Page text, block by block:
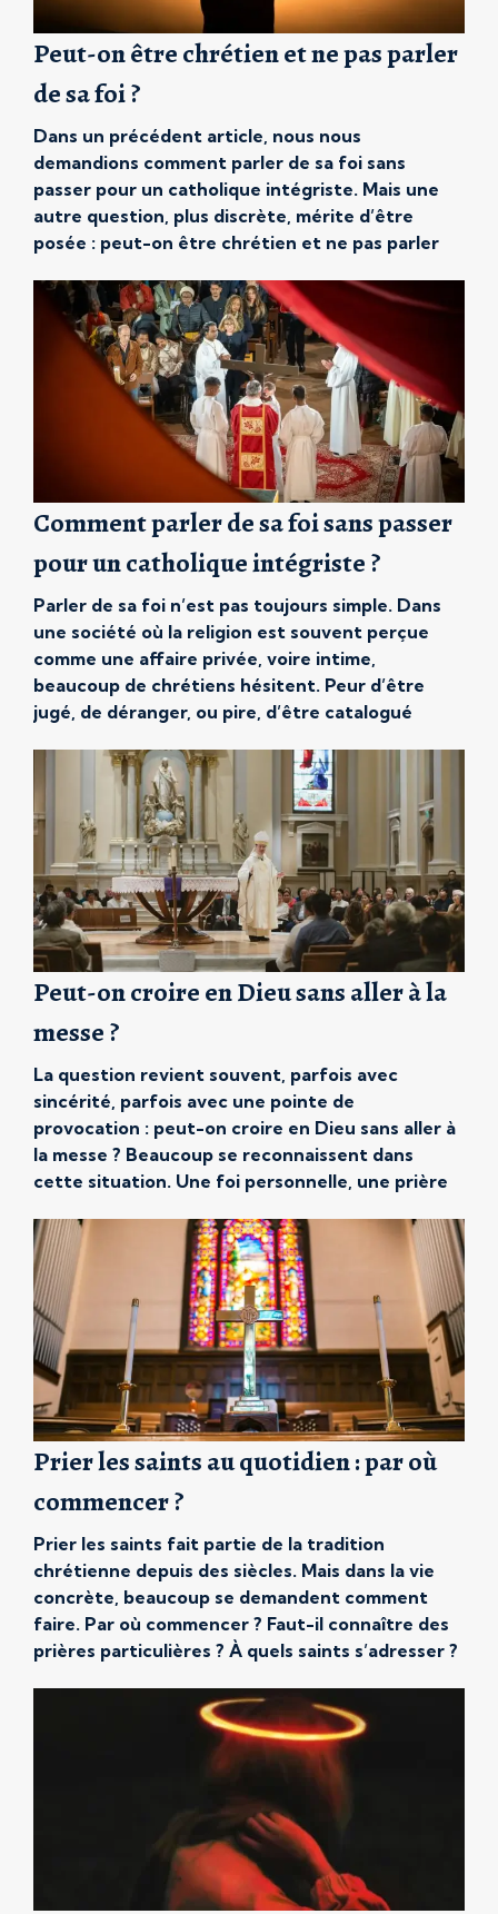
Peut-on être chrétien et ne pas parler
de sa foi ?
Dans un précédent article, nous nous
demandions comment parler de sa foi sans
passer pour un catholique intégriste. Mais une
autre question, plus discrète, mérite d’être
posée : peut-on être chrétien et ne pas parler
dans l’intimité, sans jamais l’exprimer
publiquement. Est-ce un manque ? […]
Comment parler de sa foi sans passer
pour un catholique intégriste ?
Parler de sa foi n’est pas toujours simple. Dans
une société où la religion est souvent perçue
comme une affaire privée, voire intime,
beaucoup de chrétiens hésitent. Peur d’être
jugé, de déranger, ou pire, d’être catalogué
s’installe. Pourtant, parler de sa foi fait partie de
la vie chrétienne. […]
Peut-on croire en Dieu sans aller à la
messe ?
La question revient souvent, parfois avec
sincérité, parfois avec une pointe de
provocation : peut-on croire en Dieu sans aller à
la messe ? Beaucoup se reconnaissent dans
cette situation. Une foi personnelle, une prière
spirituelle… mais une distance avec la pratique
dominicale. Faut-il forcément aller à la messe
pour croire […]
Prier les saints au quotidien : par où
commencer ?
Prier les saints fait partie de la tradition
chrétienne depuis des siècles. Mais dans la vie
concrète, beaucoup se demandent comment
faire. Par où commencer ? Faut-il connaître des
prières particulières ? À quels saints s’adresser ?
pas seul. Après avoir expliqué pourquoi cette